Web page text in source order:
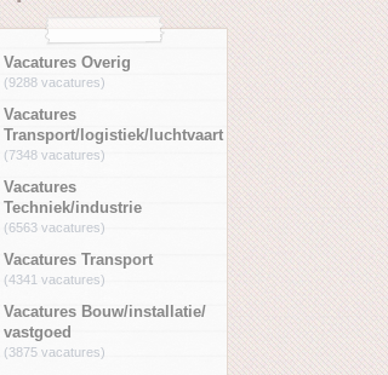
Vacatures Overig
(9288 vacatures)
Vacatures
Transport/logistiek/luchtvaart
(7348 vacatures)
Vacatures
Techniek/industrie
(6563 vacatures)
Vacatures Transport
(4341 vacatures)
Vacatures Bouw/installatie/
vastgoed
(3875 vacatures)